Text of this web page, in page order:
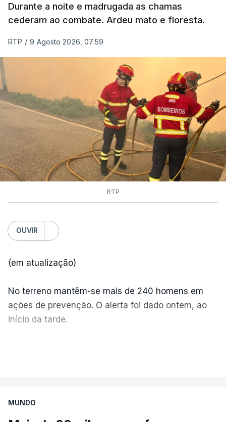
Durante a noite e madrugada as chamas
cederam ao combate. Ardeu mato e floresta.
RTP / 9 Agosto 2026, 07:59
RTP
OUVIR
(em atualização)
No terreno mantêm-se mais de 240 homens em
ações de prevenção. O alerta foi dado ontem, ao
início da tarde.
MUNDO